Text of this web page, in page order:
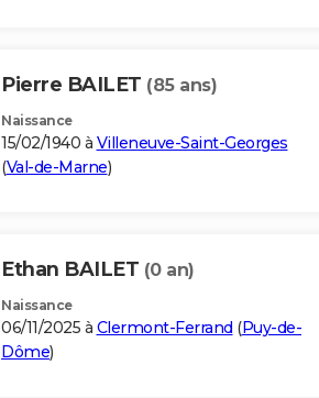
Pierre BAILET (85 ans)
Naissance
15/02/1940 à Villeneuve-Saint-Georges
(Val-de-Marne)
Ethan BAILET (0 an)
Naissance
06/11/2025 à Clermont-Ferrand (Puy-de-
Dôme)